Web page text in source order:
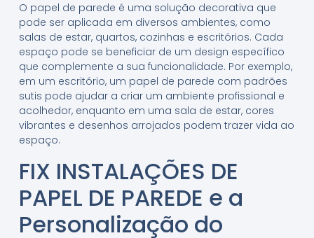
O papel de parede é uma solução decorativa que
pode ser aplicada em diversos ambientes, como
salas de estar, quartos, cozinhas e escritórios. Cada
espaço pode se beneficiar de um design específico
que complemente a sua funcionalidade. Por exemplo,
em um escritório, um papel de parede com padrões
sutis pode ajudar a criar um ambiente profissional e
acolhedor, enquanto em uma sala de estar, cores
vibrantes e desenhos arrojados podem trazer vida ao
espaço.
FIX INSTALAÇÕES DE
PAPEL DE PAREDE e a
Personalização do